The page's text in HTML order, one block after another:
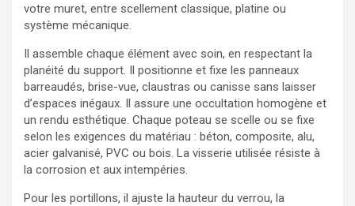
votre muret, entre scellement classique, platine ou
système mécanique.
Il assemble chaque élément avec soin, en respectant la
planéité du support. Il positionne et fixe les panneaux
barreaudés, brise-vue, claustras ou canisse sans laisser
d’espaces inégaux. Il assure une occultation homogène et
un rendu esthétique. Chaque poteau se scelle ou se fixe
selon les exigences du matériau : béton, composite, alu,
acier galvanisé, PVC ou bois. La visserie utilisée résiste à
la corrosion et aux intempéries.
Pour les portillons, il ajuste la hauteur du verrou, la